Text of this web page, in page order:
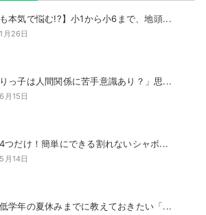
も本気で悩む!?】小1から小6まで、地頭...
月26日
りっ子は人間関係に苦手意識あり？」思...
月15日
つだけ！簡単にできる割れないシャボ...
月14日
学年の夏休みまでに教えておきたい「...